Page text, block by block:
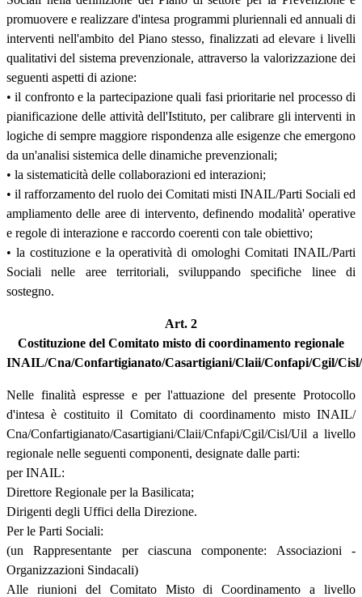
promuovere e realizzare d'intesa programmi pluriennali ed annuali di
interventi nell'ambito del Piano stesso, finalizzati ad elevare i livelli
qualitativi del sistema prevenzionale, attraverso la valorizzazione dei
seguenti aspetti di azione:
• il confronto e la partecipazione quali fasi prioritarie nel processo di
pianificazione delle attività dell'Istituto, per calibrare gli interventi in
logiche di sempre maggiore rispondenza alle esigenze che emergono
da un'analisi sistemica delle dinamiche prevenzionali;
• la sistematicità delle collaborazioni ed interazioni;
• il rafforzamento del ruolo dei Comitati misti INAIL/Parti Sociali ed
ampliamento delle aree di intervento, definendo modalità' operative
e regole di interazione e raccordo coerenti con tale obiettivo;
• la costituzione e la operatività di omologhi Comitati INAIL/Parti
Sociali nelle aree territoriali, sviluppando specifiche linee di
sostegno.
Art. 2
Costituzione del Comitato misto di coordinamento regionale
INAIL/Cna/Confartigianato/Casartigiani/Claii/Confapi/Cgil/
Nelle finalità espresse e per l'attuazione del presente Protocollo
d'intesa è costituito il Comitato di coordinamento misto INAIL/
Cna/Confartigianato/Casartigiani/Claii/Cnfapi/Cgil/Cisl/Uil a livello
regionale nelle seguenti componenti, designate dalle parti:
per INAIL:
Direttore Regionale per la Basilicata;
Dirigenti degli Uffici della Direzione.
Per le Parti Sociali:
(un Rappresentante per ciascuna componente: Associazioni -
Organizzazioni Sindacali)
Alle riunioni del Comitato Misto di Coordinamento a livello